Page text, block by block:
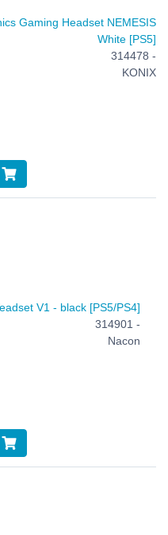
Gaming Headset NEMESIS
White [PS5]
314478 -
KONIX
V1 - black [PS5/PS4]
314901 -
Nacon